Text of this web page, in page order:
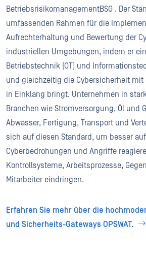
BetriebsrisikomanagementBSG . Der
umfassenden Rahmen für die
Aufrechterhaltung und Bewertung der
industriellen Umgebungen, indem er
Betriebstechnik (OT) und
und gleichzeitig die Cybersicherheit mit
in Einklang bringt. Unternehmen in
Branchen wie Stromversorgung, Öl und
Abwasser, Fertigung, Transport und
sich auf diesen Standard, um besser
Cyberbedrohungen und Angriffe
Kontrollsysteme, Arbeitsprozesse,
Mitarbeiter eindringen.
Erfahren Sie mehr über die
und Sicherheits-Gateways OPSWAT.